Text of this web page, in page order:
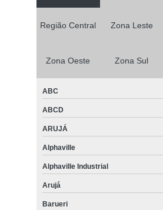
Região Central Zona Leste
Zona Oeste Zona Sul
ABC
ABCD
ARUJÁ
Alphaville
Alphaville Industrial
Arujá
Barueri